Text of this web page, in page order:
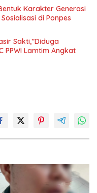
Karakter Generasi
di Ponpes
Sakti,”Diduga
PPWI Lamtim Angkat